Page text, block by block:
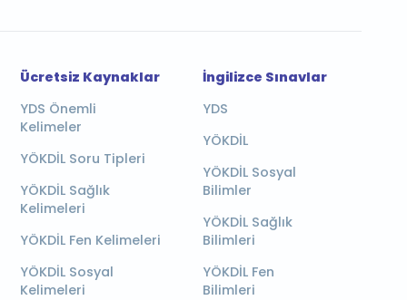
Ücretsiz Kaynaklar
YDS Önemli
Kelimeler
YÖKDİL Soru Tipleri
YÖKDİL Sağlık
Kelimeleri
YÖKDİL Fen Kelimeleri
YÖKDİL Sosyal
Kelimeleri
İngilizce Sınavlar
YDS
YÖKDİL
YÖKDİL Sosyal
Bilimler
YÖKDİL Sağlık
Bilimleri
YÖKDİL Fen
Bilimleri